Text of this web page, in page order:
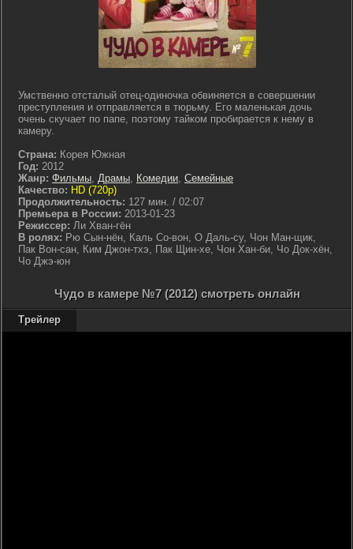
Умственно отсталый отец-одиночка обвиняется в совершении
преступления и отправляется в тюрьму. Его маленькая дочь
очень скучает по папе, поэтому тайком пробирается к нему в
камеру.
Страна: Корея Южная
Год: 2012
Жанр: Фильмы, Драмы, Комедии, Семейные
Качество: HD (720p)
Продолжительность: 127 мин. / 02:07
Премьера в России: 2013-01-23
Режиссер: Ли Хван-гён
В ролях: Рю Сын-нён, Каль Со-вон, О Даль-су, Чон Ман-щик,
Пак Вон-сан, Ким Джон-тхэ, Пак Щин-хе, Чон Хан-би, Чо Док-хён,
Чо Джэ-юн
Чудо в камере №7 (2012) смотреть онлайн
Трейлер